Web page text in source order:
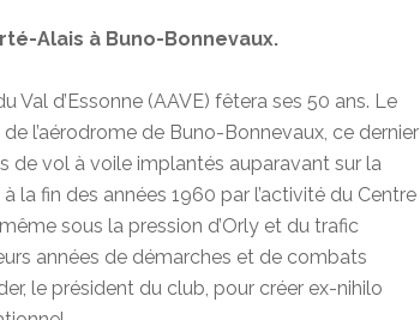
Alais à Buno-Bonnevaux.
Val d’Essonne (AAVE) fêtera ses 50 ans. Le
l’aérodrome de Buno-Bonnevaux, ce dernier
de vol à voile implantés auparavant sur la
fin des années 1960 par l’activité du Centre
sous la pression d’Orly et du trafic
années de démarches et de combats
le président du club, pour créer ex-nihilo